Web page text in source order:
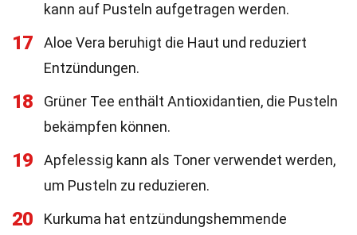
kann auf Pusteln aufgetragen werden.
17
Aloe Vera beruhigt die Haut und reduziert
Entzündungen.
18
Grüner Tee enthält Antioxidantien, die Pusteln
bekämpfen können.
19
Apfelessig kann als Toner verwendet werden,
um Pusteln zu reduzieren.
20
Kurkuma hat entzündungshemmende